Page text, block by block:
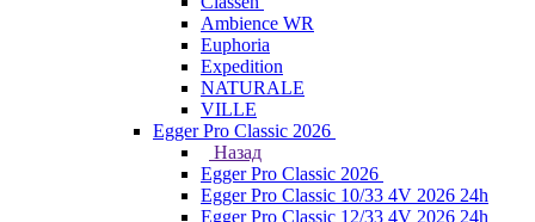
Ambience WR
Euphoria
Expedition
NATURALE
VILLE
Egger Pro Classic 2026
Назад
Egger Pro Classic 2026
Egger Pro Classic 10/33 4V 2026 24h
Egger Pro Classic 12/33 4V 2026 24h